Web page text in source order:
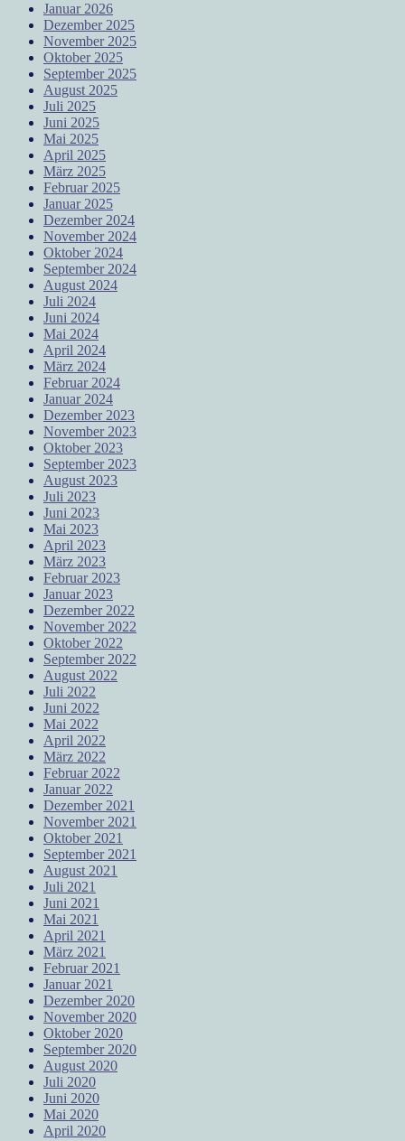
Januar 2026
Dezember 2025
November 2025
Oktober 2025
September 2025
August 2025
Juli 2025
Juni 2025
Mai 2025
April 2025
März 2025
Februar 2025
Januar 2025
Dezember 2024
November 2024
Oktober 2024
September 2024
August 2024
Juli 2024
Juni 2024
Mai 2024
April 2024
März 2024
Februar 2024
Januar 2024
Dezember 2023
November 2023
Oktober 2023
September 2023
August 2023
Juli 2023
Juni 2023
Mai 2023
April 2023
März 2023
Februar 2023
Januar 2023
Dezember 2022
November 2022
Oktober 2022
September 2022
August 2022
Juli 2022
Juni 2022
Mai 2022
April 2022
März 2022
Februar 2022
Januar 2022
Dezember 2021
November 2021
Oktober 2021
September 2021
August 2021
Juli 2021
Juni 2021
Mai 2021
April 2021
März 2021
Februar 2021
Januar 2021
Dezember 2020
November 2020
Oktober 2020
September 2020
August 2020
Juli 2020
Juni 2020
Mai 2020
April 2020